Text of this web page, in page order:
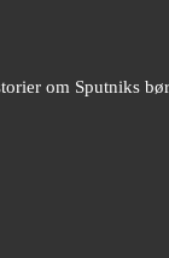
om Sputniks